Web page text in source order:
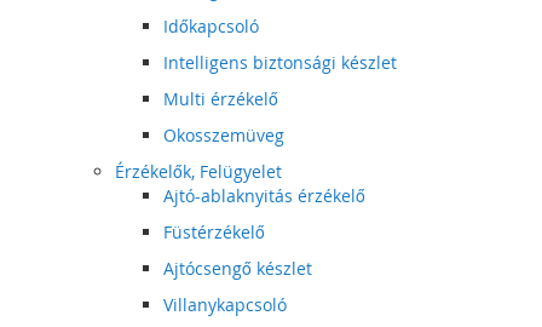
Időkapcsoló
Intelligens biztonsági készlet
Multi érzékelő
Okosszemüveg
Érzékelők, Felügyelet
Ajtó-ablaknyitás érzékelő
Füstérzékelő
Ajtócsengő készlet
Villanykapcsoló